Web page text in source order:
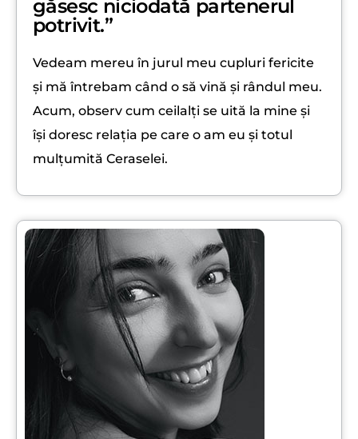
găsesc niciodată partenerul
potrivit.”
Vedeam mereu în jurul meu cupluri fericite
și mă întrebam când o să vină și rândul meu.
Acum, observ cum ceilalți se uită la mine și
își doresc relația pe care o am eu și totul
mulțumită Ceraselei.